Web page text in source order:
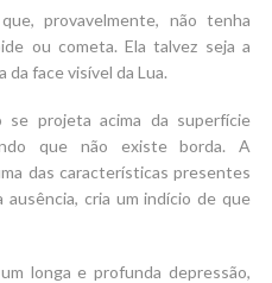
provavelmente, não tenha
ou cometa. Ela talvez seja a
da face visível da Lua.
projeta acima da superfície
que não existe borda. A
das características presentes
cria um indício de que
longa e profunda depressão,